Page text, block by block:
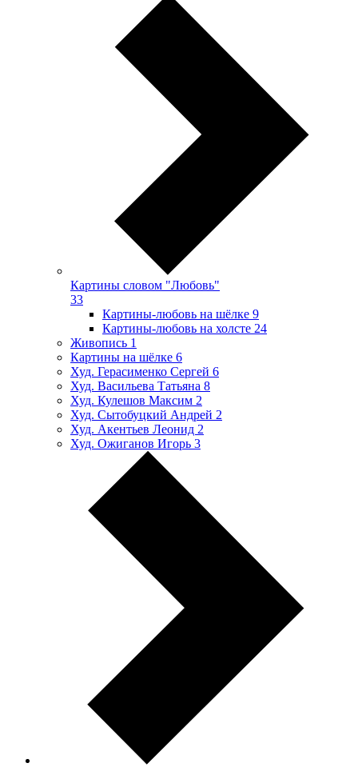
Картины словом "Любовь"
33
Картины-любовь на шёлке 9
Картины-любовь на холсте 24
Живопись 1
Картины на шёлке 6
Худ. Герасименко Сергей 6
Худ. Васильева Татьяна 8
Худ. Кулешов Максим 2
Худ. Сытобуцкий Андрей 2
Худ. Акентьев Леонид 2
Худ. Ожиганов Игорь 3